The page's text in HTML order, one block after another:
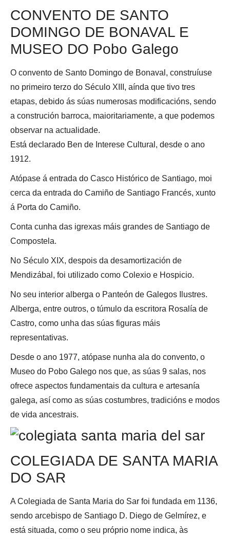
CONVENTO DE SANTO
DOMINGO DE BONAVAL E
MUSEO DO Pobo Galego
O convento de Santo Domingo de Bonaval, construíuse
no primeiro terzo do Século XIII, aínda que tivo tres
etapas, debido ás súas numerosas modificacións, sendo
a construción barroca, maioritariamente, a que podemos
observar na actualidade.
Está declarado Ben de Interese Cultural, desde o ano
1912.
Atópase á entrada do Casco Histórico de Santiago, moi
cerca da entrada do Camiño de Santiago Francés, xunto
á Porta do Camiño.
Conta cunha das igrexas máis grandes de Santiago de
Compostela.
No Século XIX, despois da desamortización de
Mendizábal, foi utilizado como Colexio e Hospicio.
No seu interior alberga o Panteón de Galegos Ilustres.
Alberga, entre outros, o túmulo da escritora Rosalía de
Castro, como unha das súas figuras máis
representativas.
Desde o ano 1977, atópase nunha ala do convento, o
Museo do Pobo Galego nos que, as súas 9 salas, nos
ofrece aspectos fundamentais da cultura e artesanía
galega, así como as súas costumbres, tradicións e modos
de vida ancestrais.
COLEGIADA DE SANTA MARIA
DO SAR
A Colegiada de Santa Maria do Sar foi fundada em 1136,
sendo arcebispo de Santiago D. Diego de Gelmírez, e
está situada, como o seu próprio nome indica, às